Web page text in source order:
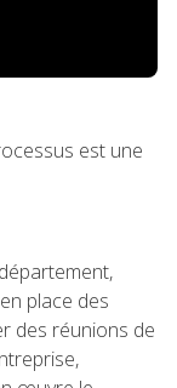
est une
place des
des réunions de